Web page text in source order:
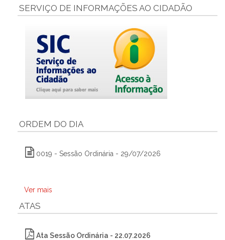
SERVIÇO DE INFORMAÇÕES AO CIDADÃO
ORDEM DO DIA
0019 - Sessão Ordinária - 29/07/2026
Ver mais
ATAS
Ata Sessão Ordinária - 22.07.2026